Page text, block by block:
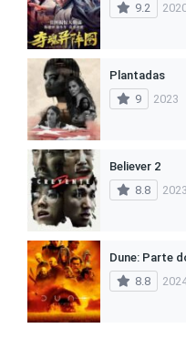
9.2
Plantadas
9
2023
Believer 2
8.8
2023
Dune: Parte
8.8